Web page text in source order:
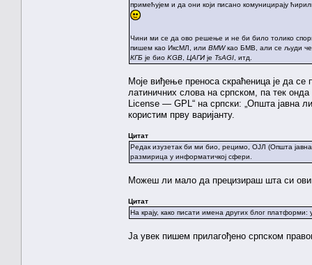
примећујем и да они који писано комуницирају
Чини ми се да ово решење и не би било толико
пишем као ИксМЛ, или BMWкао БМВ, али се људи
КГБ је био KGB ЦАГИ је TsAGI , итд.
Моје виђење преноса скраћеница је да
латиничних слова на српском, па тек
License — GPL“ на српски: „Општа јавна
користим прву варијанту.
Цитат
Редак изузетак би ми био, рецимо, ОЈЛ (Општа
размирица у информатичкој сфери.
Можеш ли мало да прецизираш шта си
Цитат
На крају, како писати имена других блог
Ја увек пишем прилагођено српском